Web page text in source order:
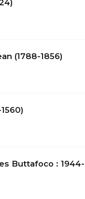
(1788-1856)
Buttafoco : 1944-